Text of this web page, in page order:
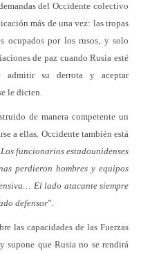
del Occidente colectivo
más de una vez: las tropas
ocupados por los rusos, y solo
de paz cuando Rusia esté
su derrota y aceptar
le dicten.
de manera competente un
a ellas. Occidente también está
Los funcionarios estadounidenses
perdieron hombres y equipos
El lado atacante siempre
defensor”.
las capacidades de las Fuerzas
supone que Rusia no se rendirá